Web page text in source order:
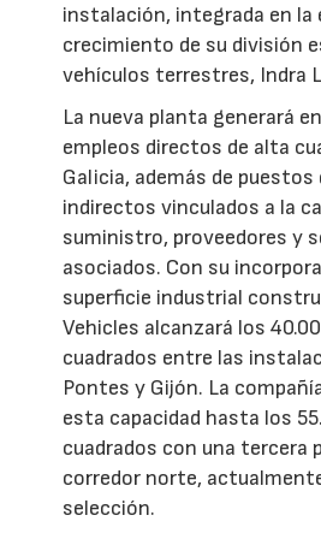
instalación, integrada en la
crecimiento de su división
vehículos terrestres, Indra
La nueva planta generará
empleos directos de alta
Galicia, además de puestos
indirectos vinculados a la
suministro, proveedores y
asociados. Con su
superficie industrial
Vehicles alcanzará los
cuadrados entre las
Pontes y Gijón. La
esta capacidad hasta los
cuadrados con una tercera
corredor norte,
selección.